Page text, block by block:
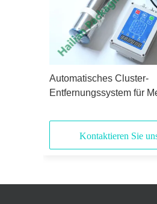
Automatisches Cluster-
Entfernungssystem für
Pulsationsfrequenz und
MilchfunktionKontaktieren Sie